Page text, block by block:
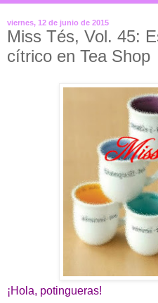
viernes, 12 de junio de 2015
Miss Tés, Vol. 45:
cítrico en Tea Shop
¡Hola, potingueras!